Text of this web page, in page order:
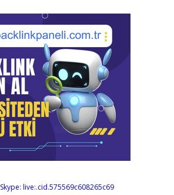
Skype: live:.cid.575569c608265c69